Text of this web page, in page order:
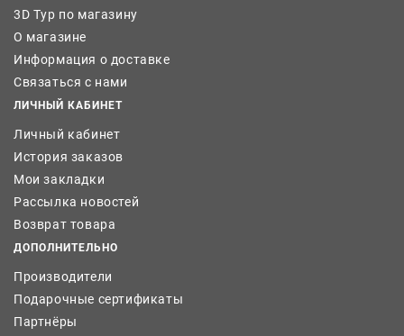
3D Тур по магазину
О магазине
Информация о доставке
Связаться с нами
ЛИЧНЫЙ КАБИНЕТ
Личный кабинет
История заказов
Мои закладки
Рассылка новостей
Возврат товара
ДОПОЛНИТЕЛЬНО
Производители
Подарочные сертификаты
Партнёры